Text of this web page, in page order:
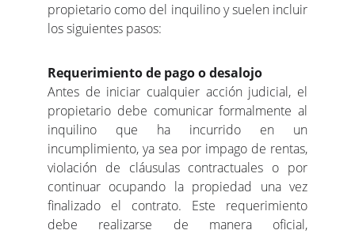
propietario como del inquilino y suelen incluir
los siguientes pasos:
Requerimiento de pago o desalojo
Antes de iniciar cualquier acción judicial, el
propietario debe comunicar formalmente al
inquilino que ha incurrido en un
incumplimiento, ya sea por impago de rentas,
violación de cláusulas contractuales o por
continuar ocupando la propiedad una vez
finalizado el contrato. Este requerimiento
debe realizarse de manera oficial,